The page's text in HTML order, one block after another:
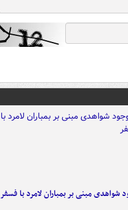
شواهدی مبنی بر بمباران لامرد با فسفر